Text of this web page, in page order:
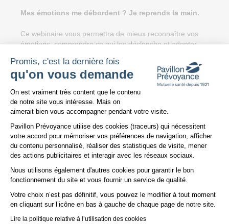
Promis, c'est la dernière fois
qu'on vous demande
Plateforme de Gestion du
On est vraiment très content que le contenu
de notre site vous intéresse. Mais on
aimerait bien vous accompagner pendant votre visite.
Pavillon Prévoyance utilise des cookies (traceurs) qui nécessitent
votre accord pour mémoriser vos préférences de navigation, afficher
du contenu personnalisé, réaliser des statistiques de visite, mener
des actions publicitaires et interagir avec les réseaux sociaux.
Nous utilisons également d'autres cookies pour garantir le bon
fonctionnement du site et vous fournir un service de qualité.
Votre choix n’est pas définitif, vous pouvez le modifier à tout moment
en cliquant sur l’icône en bas à gauche de chaque page de notre site.
Lire la politique relative à l’utilisation des cookies
Axeptio consent
Mes émotions me débordent ? Je reprends la main.
Ce webinaire vous permettra de mieux reconnaître vos
émotions, comprendre ce qui les déclenche et adopter
des clés pour communiquer plus sereinement, même
dans les situations tendues.
Inscrivez-vous en un clic: l e lien de connexion sera envoyé
par e-mail 2 jours avant l’événement.
Mardi 24 novembre 2026
Oreille : acouphènes et hyperacousie
Un rendez-vous pour mieux comprendre les troubles
auditifs du quotidien, leurs impacts et les solutions
Le programme détaillé et le lien d'inscription seront
disponibles le mois précédant l'événement.